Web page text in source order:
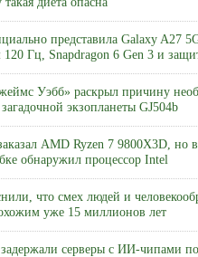
диета опасна
представила Galaxy A27
Гц, Snapdragon 6 Gen 3 и
Уэбб» раскрыл причину
экзопланеты GJ504b
AMD Ryzen 7 9800X3D, но в
обнаружил процессор Intel
что смех людей и
уже 15 миллионов лет
серверы с ИИ-чипами